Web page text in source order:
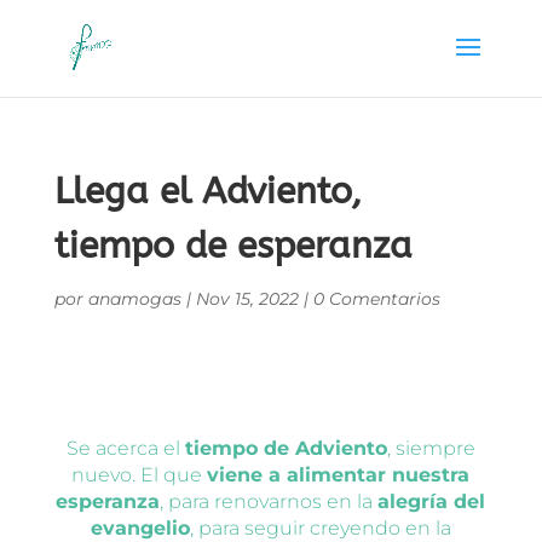
Llega el Adviento,
tiempo de esperanza
por anamogas| Nov 15, 2022| 0 Comentarios
Se acerca el tiempo de Adviento, siempre
nuevo. El queviene a alimentar nuestra
esperanza, para renovarnos en laalegría del
evangelio, para seguir creyendo en la